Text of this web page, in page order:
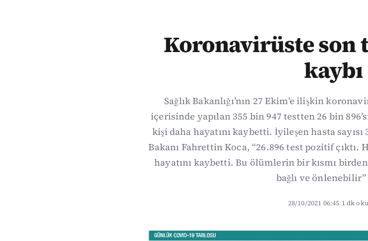
Koronavirüste son
kaybı
Sağlık Bakanlığı’nın 27 Ekim’e ilişkin
içerisinde yapılan 355 bin 947 testten 26 bin
kişi daha hayatını kaybetti. İyileşen hasta sayısı
Bakanı Fahrettin Koca, “26.896 test pozitif çıktı.
hayatını kaybetti. Bu ölümlerin bir kısmı
bağlı ve
28/10/2021 06:45·1 dk